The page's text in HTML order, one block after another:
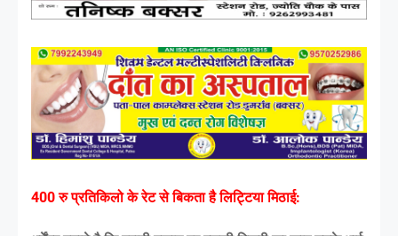
400 रु प्रतिकिलो के रेट से बिकता है लिट्टिया मिठाई: